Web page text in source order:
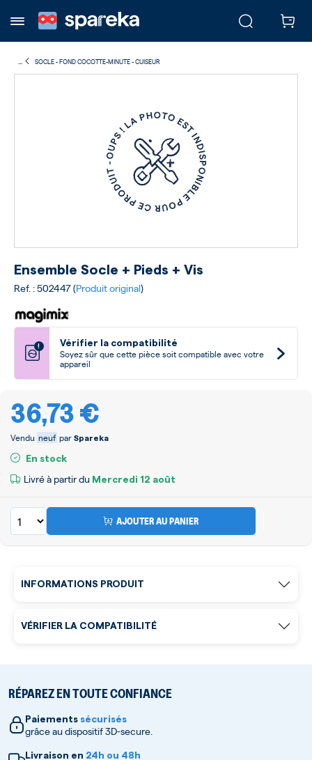
SOCLE - FOND COCOTTE-MINUTE - CUISEUR
Ensemble Socle + Pieds + Vis
Ref. : 502447 (Produit original)
! Vérifier la compatibilité
Soyez sûr que cette pièce soit compatible avec votre
appareil
36,73 €
Vendu neuf par Spareka
En stock
Livré à partir du Mercredi 12 août
AJOUTER AU PANIER
INFORMATIONS PRODUIT
RÉPAREZ EN TOUTE CONFIANCE
Paiements sécurisés
grâce au dispositif 3D-secure.
Livraison en 24h ou 48h
VÉRIFIER LA COMPATIBILITÉ